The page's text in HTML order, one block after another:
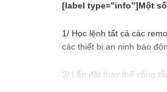
[label type=”info”]Một
1/ Học lệnh tất cả các
các thiết bị an ninh báo
2/ Lắp đặt thay thế công